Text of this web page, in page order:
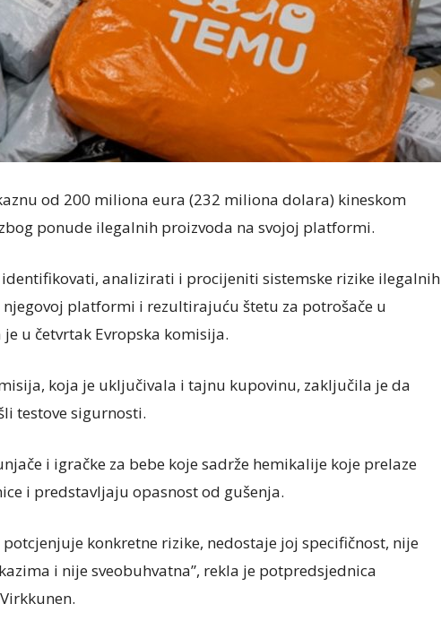
od 200 miliona eura (232 miliona dolara) kineskom
ponude ilegalnih proizvoda na svojoj platformi.
analizirati i procijeniti sistemske rizike ilegalnih
platformi i rezultirajuću štetu za potrošače u
u četvrtak Evropska komisija.
koja je uključivala i tajnu kupovinu, zaključila je da
testove sigurnosti.
i igračke za bebe koje sadrže hemikalije koje prelaze
i predstavljaju opasnost od gušenja.
konkretne rizike, nedostaje joj specifičnost, nije
i nije sveobuhvatna”, rekla je potpredsjednica